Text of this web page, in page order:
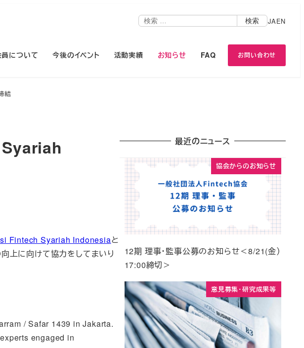
検
検索 JAEN
員について 今後のイベント 活動実績 お知らせ FAQ お問い合わせ
結
Fintech Syariah Indonesiaと
上に向けて協力をしてまいり
/ Safar 1439 in Jakarta.
engaged in
最近のニュース
協会からのお知らせ
12期 理事・監事公募のお知らせ＜8/21(金）
17:00締切＞
意見募集・研究成果等